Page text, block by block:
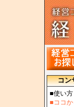
コン
■使い方
■ココか